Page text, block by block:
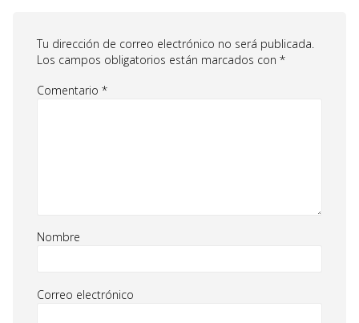
Tu dirección de correo electrónico no será publicada.
Los campos obligatorios están marcados con *
Comentario *
Nombre
Correo electrónico